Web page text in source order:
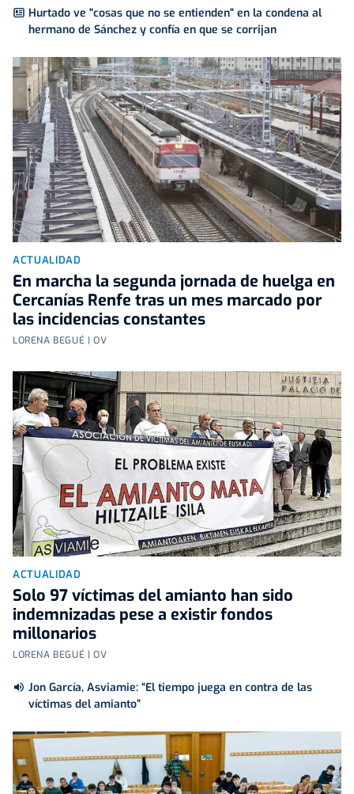
Hurtado ve "cosas que no se entienden" en la condena al
hermano de Sánchez y confía en que se corrijan
ACTUALIDAD
En marcha la segunda jornada de huelga en
Cercanías Renfe tras un mes marcado por
las incidencias constantes
LORENA BEGUÉ | OV
ACTUALIDAD
Solo 97 víctimas del amianto han sido
indemnizadas pese a existir fondos
millonarios
LORENA BEGUÉ | OV
Jon García, Asviamie: “El tiempo juega en contra de las
víctimas del amianto”